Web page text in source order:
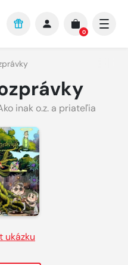
0
inak o.z. a priateľia
ukázku